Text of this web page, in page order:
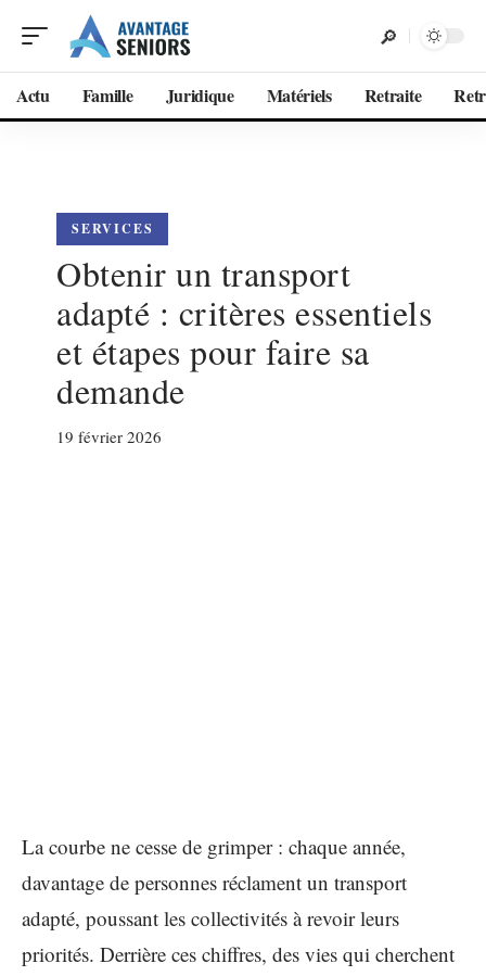
Actu Famille Juridique Matériels Retraite
SERVICES
Obtenir un transport
adapté : critères essentiels
et étapes pour faire sa
demande
19 février 2026
La courbe ne cesse de grimper : chaque année,
davantage de personnes réclament un transport
adapté, poussant les collectivités à revoir leurs
priorités. Derrière ces chiffres, des vies qui cherchent